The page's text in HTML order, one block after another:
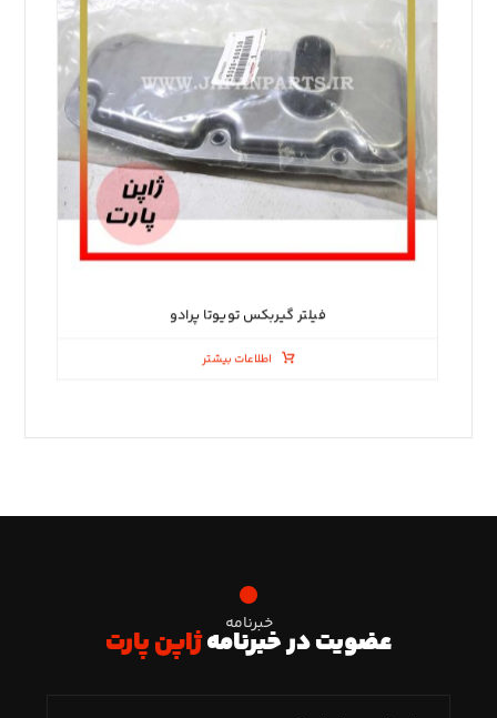
فیلتر گیربکس تویوتا پرادو
اطلاعات بیشتر
خبرنامه
عضویت در خبرنامهژاپن پارت